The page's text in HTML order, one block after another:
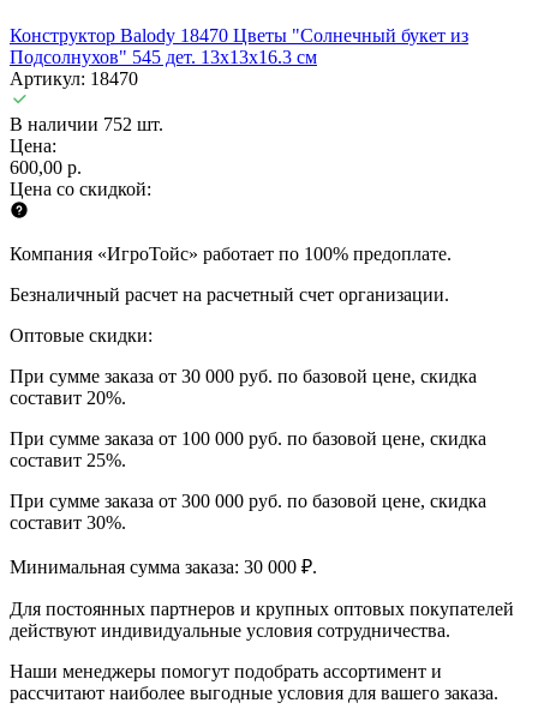
Конструктор Balody 18470 Цветы "Солнечный букет из
Подсолнухов" 545 дет. 13x13x16.3 см
Артикул: 18470
В наличии 752 шт.
Цена:
600,00 р.
Цена со скидкой:
Компания «ИгроТойс» работает по 100% предоплате.
Безналичный расчет на расчетный счет организации.
Оптовые скидки:
При сумме заказа от 30 000 руб. по базовой цене, скидка
составит 20%.
При сумме заказа от 100 000 руб. по базовой цене, скидка
составит 25%.
При сумме заказа от 300 000 руб. по базовой цене, скидка
составит 30%.
Минимальная сумма заказа: 30 000 ₽.
Для постоянных партнеров и крупных оптовых покупателей
действуют индивидуальные условия сотрудничества.
Наши менеджеры помогут подобрать ассортимент и
рассчитают наиболее выгодные условия для вашего заказа.